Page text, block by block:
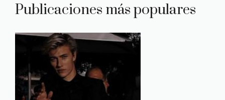
Publicaciones más populares